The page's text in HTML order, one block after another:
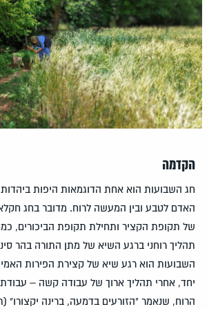
הקדמה
חג השבועות הוא אחת הדוגמאות היפות
האדם לטבע ובין המעשה לרוח. מדובר בחג
של תקופת הקציר ותחילת תקופת הביכורים,
תהליך רוחני ברגע השיא של מתן התורה בהר
השבועות הוא רגע שיא של קצירת הפירות
יחד, אחרי תהליך ארוך של עבודה קשה –
הרוח, שנאמר "הזורעים בדמעה, ברינה יקצורו"